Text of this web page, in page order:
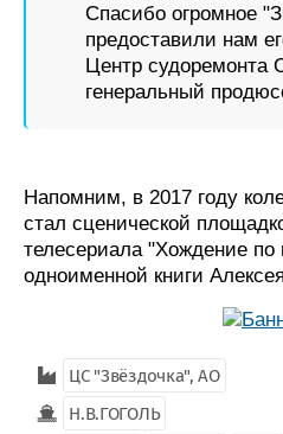
Спасибо огромное
предоставили нам
Центр судоремонта
генеральный
Напомним, в 2017 году
стал сценической
телесериала "Хождение
одноименной книги
ЦС "Звёздочка", АО
Н.В.ГОГОЛЬ